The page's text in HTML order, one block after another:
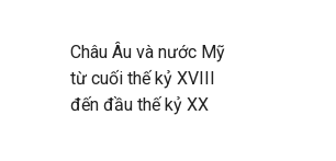
Châu Âu và nước Mỹ
từ cuối thế kỷ XVIII
đến đầu thế kỷ XX